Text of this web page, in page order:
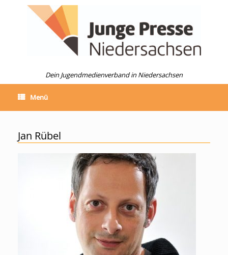
Dein Jugendmedienverband in Niedersachsen
Menü
Jan Rübel